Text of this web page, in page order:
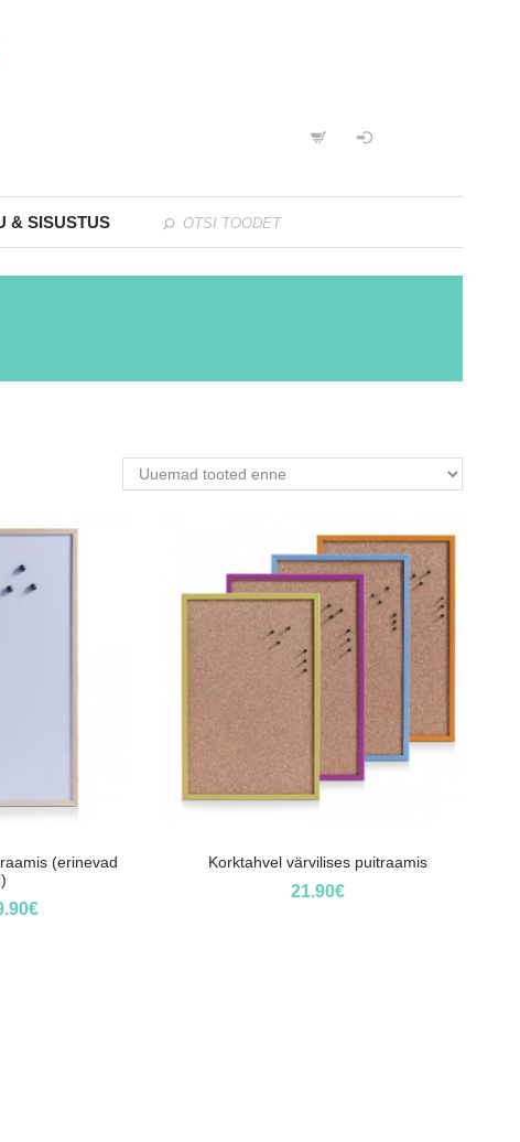
& SISUSTUS
(erinevad
€
Korktahvel värvilises puitraamis
21.90€